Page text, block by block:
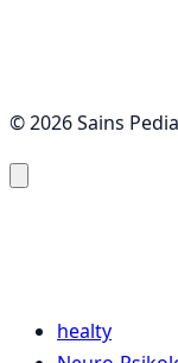
© 2026 Sains
healty